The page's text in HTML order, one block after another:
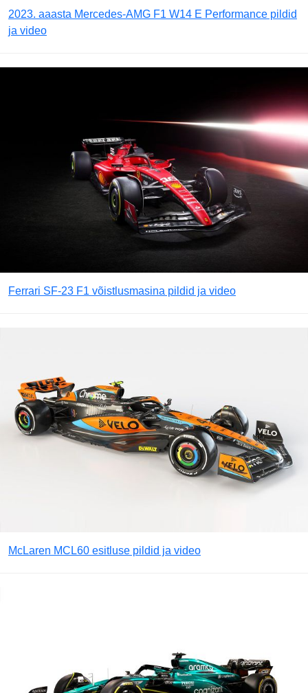
2023. aaasta Mercedes-AMG F1 W14 E Performance pildid
ja video
Ferrari SF-23 F1 võistlusmasina pildid ja video
McLaren MCL60 esitluse pildid ja video